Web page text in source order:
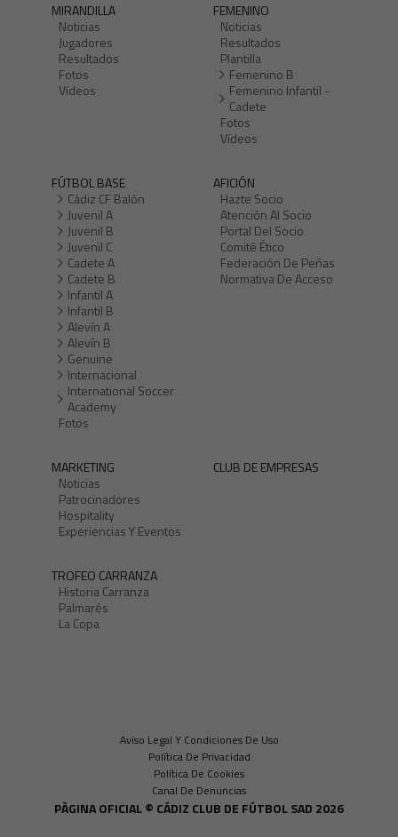
MIRANDILLA
Noticias
Jugadores
Resultados
Fotos
Vídeos
FEMENINO
Noticias
Resultados
Plantilla
Femenino B
Femenino Infantil -
Cadete
Fotos
Vídeos
FÚTBOL BASE
Cádiz CF Balón
Juvenil A
Juvenil B
Juvenil C
Cadete A
Cadete B
Infantil A
Infantil B
Alevín A
Alevín B
Genuine
Internacional
International Soccer
Academy
Fotos
AFICIÓN
Hazte Socio
Atención Al Socio
Portal Del Socio
Comité Ético
Federación De Peñas
Normativa De Acceso
MARKETING
Noticias
Patrocinadores
Hospitality
Experiencias Y Eventos
CLUB DE EMPRESAS
TROFEO CARRANZA
Historia Carranza
Palmarés
La Copa
Aviso Legal Y Condiciones De Uso
Política De Privacidad
Política De Cookies
Canal De Denuncias
PÀGINA OFICIAL © CÁDIZ CLUB DE FÚTBOL SAD 2026